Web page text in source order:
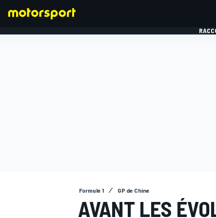
Formule 1 GP de Chine
AVANT LES